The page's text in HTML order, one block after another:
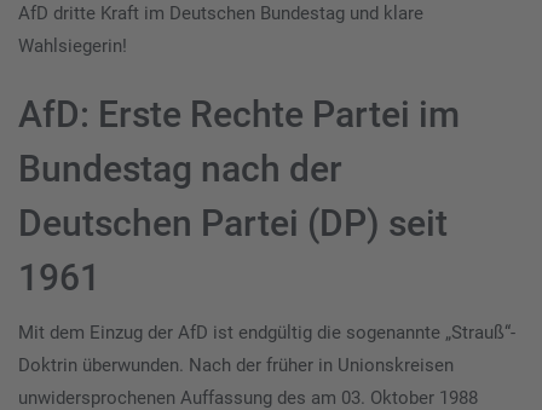
AfD dritte Kraft im Deutschen Bundestag und klare
Wahlsiegerin!
AfD: Erste Rechte Partei im
Bundestag nach der
Deutschen Partei (DP) seit
1961
Mit dem Einzug der AfD ist endgültig die sogenannte „Strauß“-
Doktrin überwunden. Nach der früher in Unionskreisen
unwidersprochenen Auffassung des am 03. Oktober 1988